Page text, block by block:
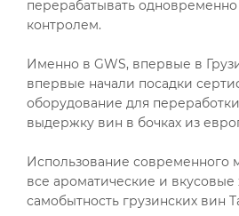
перерабатывать
контролем.
Именно в GWS, впервые в
впервые начали посадки
оборудование для
выдержку вин в бочках из
Использование современного
все ароматические и
самобытность грузинских вин